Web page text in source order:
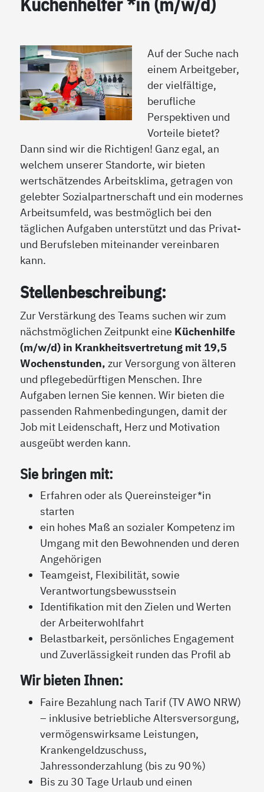
Auf der Suche nach
einem Arbeitgeber,
der vielfältige,
berufliche
Perspektiven und
Vorteile bietet?
Dann sind wir die Richtigen! Ganz egal, an
welchem unserer Standorte, wir bieten
wertschätzendes Arbeitsklima, getragen von
gelebter Sozialpartnerschaft und ein modernes
Arbeitsumfeld, was bestmöglich bei den
täglichen Aufgaben unterstützt und das Privat-
und Berufsleben miteinander vereinbaren
kann.
Stellenbeschreibung:
Zur Verstärkung des Teams suchen wir zum
nächstmöglichen Zeitpunkt eine Küchenhilfe
(m/w/d) in Krankheitsvertretung mit 19,5
Wochenstunden,zur Versorgung von älteren
und pflegebedürftigen Menschen. Ihre
Aufgaben lernen Sie kennen. Wir bieten die
passenden Rahmenbedingungen, damit der
Job mit Leidenschaft, Herz und Motivation
ausgeübt werden kann.
Sie bringen mit:
Erfahren oder als Quereinsteiger*in
starten
ein hohes Maß an sozialer Kompetenz im
Umgang mit den Bewohnenden und deren
Angehörigen
Teamgeist, Flexibilität, sowie
Verantwortungsbewusstsein
Identifikation mit den Zielen und Werten
der Arbeiterwohlfahrt
Belastbarkeit, persönliches Engagement
und Zuverlässigkeit runden das Profil ab
Wir bieten Ihnen:
Faire Bezahlung nach Tarif (TV AWO NRW)
– inklusive betriebliche Altersversorgung,
vermögenswirksame Leistungen,
Krankengeldzuschuss,
Jahressonderzahlung (bis zu 90 %)
Bis zu 30 Tage Urlaub und einen